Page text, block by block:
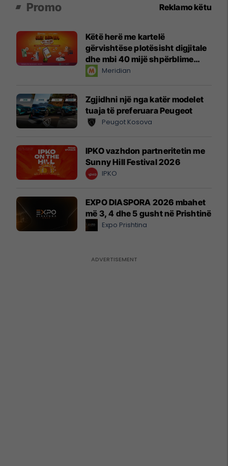
Promo Reklamo këtu
Këtë herë me kartelë
gërvishtëse plotësisht digjitale
dhe mbi 40 mijë shpërblime
instant!Meridian
Zgjidhni një nga katër modelet
tuaja të preferuara Peugeot
Peugot Kosova
IPKO vazhdon partneritetin me
Sunny Hill Festival 2026
IPKO
EXPO DIASPORA 2026 mbahet
më 3, 4 dhe 5 gusht në Prishtinë
Expo Prishtina